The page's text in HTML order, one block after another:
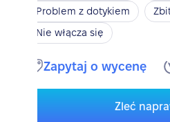
Problem z dotykiem
Nie włącza się
Zapytaj o wycenę
Zleć